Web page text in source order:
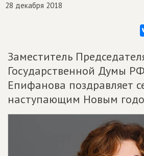
28 декабря 2018
Заместитель
Государственной Думы
Епифанова поздравляет
наступающим Новым